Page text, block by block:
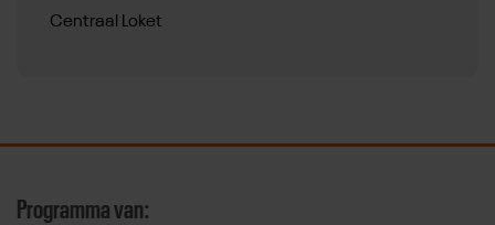
Centraal Loket
Programma van: